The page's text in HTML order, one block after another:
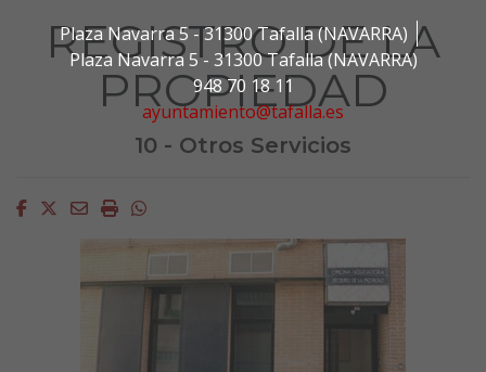
Plaza Navarra 5 - 31300 Tafalla (NAVARRA)
Plaza Navarra 5 - 31300 Tafalla (NAVARRA)
948 70 18 11
ayuntamiento@tafalla.es
REGISTRO DE LA
PROPIEDAD
10 - Otros Servicios
Facebook
Twitter
EmailImprimirWhatsapp